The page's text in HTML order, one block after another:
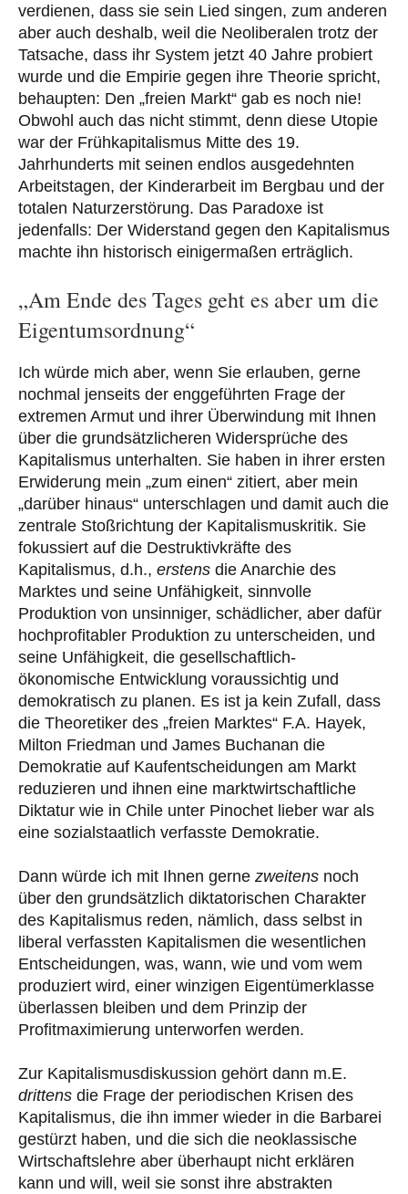
verdienen, dass sie sein Lied singen, zum anderen
aber auch deshalb, weil die Neoliberalen trotz der
Tatsache, dass ihr System jetzt 40 Jahre probiert
wurde und die Empirie gegen ihre Theorie spricht,
behaupten: Den „freien Markt“ gab es noch nie!
Obwohl auch das nicht stimmt, denn diese Utopie
war der Frühkapitalismus Mitte des 19.
Jahrhunderts mit seinen endlos ausgedehnten
Arbeitstagen, der Kinderarbeit im Bergbau und der
totalen Naturzerstörung. Das Paradoxe ist
jedenfalls: Der Widerstand gegen den Kapitalismus
machte ihn historisch einigermaßen erträglich.
„Am Ende des Tages geht es aber um die
Eigentumsordnung“
Ich würde mich aber, wenn Sie erlauben, gerne
nochmal jenseits der enggeführten Frage der
extremen Armut und ihrer Überwindung mit Ihnen
über die grundsätzlicheren Widersprüche des
Kapitalismus unterhalten. Sie haben in ihrer ersten
Erwiderung mein „zum einen“ zitiert, aber mein
„darüber hinaus“ unterschlagen und damit auch die
zentrale Stoßrichtung der Kapitalismuskritik. Sie
fokussiert auf die Destruktivkräfte des
Kapitalismus, d.h., erstens die Anarchie des
Marktes und seine Unfähigkeit, sinnvolle
Produktion von unsinniger, schädlicher, aber dafür
hochprofitabler Produktion zu unterscheiden, und
seine Unfähigkeit, die gesellschaftlich-
ökonomische Entwicklung voraussichtig und
demokratisch zu planen. Es ist ja kein Zufall, dass
die Theoretiker des „freien Marktes“ F.A. Hayek,
Milton Friedman und James Buchanan die
Demokratie auf Kaufentscheidungen am Markt
reduzieren und ihnen eine marktwirtschaftliche
Diktatur wie in Chile unter Pinochet lieber war als
eine sozialstaatlich verfasste Demokratie.
Dann würde ich mit Ihnen gerne zweitens noch
über den grundsätzlich diktatorischen Charakter
des Kapitalismus reden, nämlich, dass selbst in
liberal verfassten Kapitalismen die wesentlichen
Entscheidungen, was, wann, wie und vom wem
produziert wird, einer winzigen Eigentümerklasse
überlassen bleiben und dem Prinzip der
Profitmaximierung unterworfen werden.
Zur Kapitalismusdiskussion gehört dann m.E.
drittens die Frage der periodischen Krisen des
Kapitalismus, die ihn immer wieder in die Barbarei
gestürzt haben, und die sich die neoklassische
Wirtschaftslehre aber überhaupt nicht erklären
kann und will, weil sie sonst ihre abstrakten